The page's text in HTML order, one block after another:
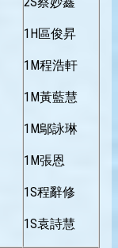
1H區俊昇
1M程浩軒
1M黃藍慧
1M鄔詠琳
1M張恩
1S程辭修
1S袁詩慧